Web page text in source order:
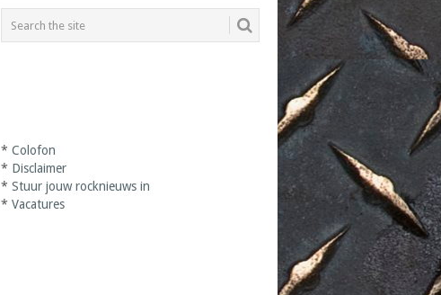
*Colofon
* Disclaimer
*Stuur jouw rocknieuws in
*Vacatures